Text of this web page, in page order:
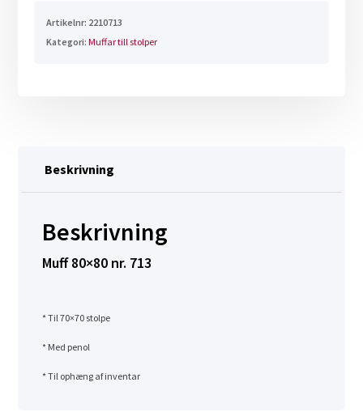
Artikelnr: 2210713
Kategori:Muffar till stolper
Beskrivning
Beskrivning
Muff 80×80 nr. 713
* Til 70×70 stolpe
* Med penol
* Til ophæng af inventar